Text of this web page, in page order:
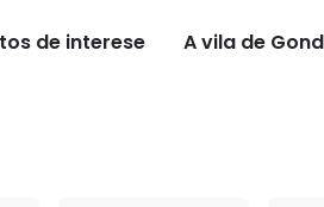
de interese A vila de